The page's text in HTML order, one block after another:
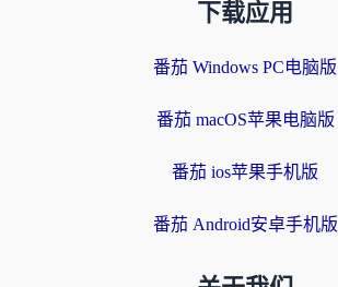
下载应用
番茄 Windows PC电脑版
番茄 macOS苹果电脑版
番茄 ios苹果手机版
番茄 Android安卓手机版